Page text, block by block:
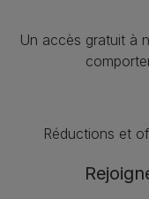
Un accès gratuit à
Réductions et